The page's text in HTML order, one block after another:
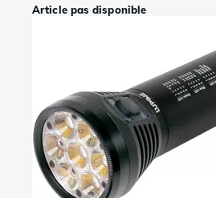
Article pas disponible